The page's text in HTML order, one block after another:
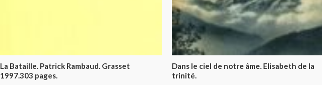
La Bataille. Patrick Rambaud. Grasset
1997.303 pages.
Dans le ciel de notre âme. Elisabeth de la
trinité.